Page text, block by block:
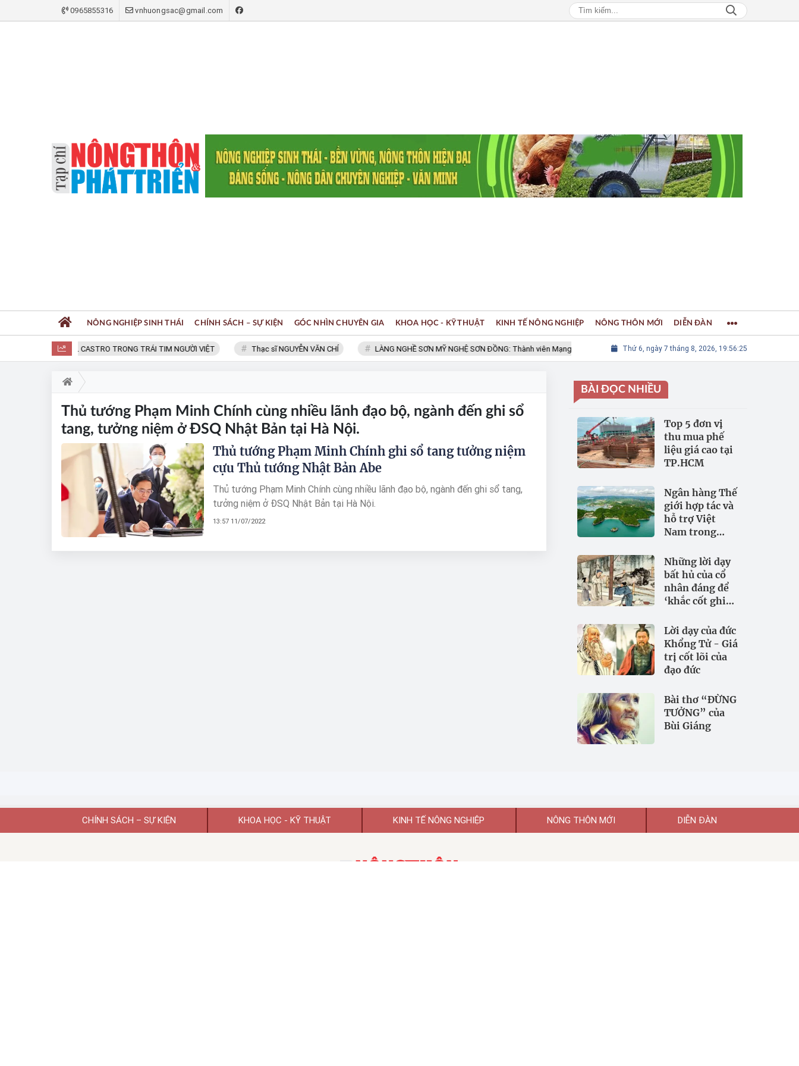
0965855316 vnhuongsac@gmail.com
FIDEL CASTRO TRONG TRÁI TIM NGƯỜI VIỆT Thạc sĩ NGUYỄN VĂN CHÍ LÀNG NGHỀ SƠN MỸ NGHỆ SƠN ĐỒNG: Thành viên Mạng lưới các Thành phố Thủ công sáng tạo Thế giới
Thứ 6, ngày 7 tháng 8, 2026, 19:56:25
NÔNG NGHIỆP SINH THÁI CHÍNH SÁCH – SỰ KIỆN GÓC NHÌN CHUYÊN GIA KHOA HỌC - KỸ THUẬT KINH TẾ NÔNG NGHIỆP NÔNG THÔN MỚI DIỄN ĐÀN
Thủ tướng Phạm Minh Chính cùng nhiều lãnh đạo bộ, ngành đến ghi sổ
tang, tưởng niệm ở ĐSQ Nhật Bản tại Hà Nội.
Thủ tướng Phạm Minh Chính ghi sổ tang tưởng niệm
cựu Thủ tướng Nhật Bản Abe
Thủ tướng Phạm Minh Chính cùng nhiều lãnh đạo bộ, ngành đến ghi sổ tang,
tưởng niệm ở ĐSQ Nhật Bản tại Hà Nội.
13:57 11/07/2022
BÀI ĐỌC NHIỀU
Top 5 đơn vị
thu mua phế
liệu giá cao tại
TP.HCM
Ngân hàng Thế
giới hợp tác và
hỗ trợ Việt
Nam trong
ninh nguồn
nước
Những lời dạy
bất hủ của cổ
nhân đáng để
‘khắc cốt ghi
Lời dạy của đức
Khổng Tử - Giá
trị cốt lõi của
đạo đức
Bài thơ “ĐỪNG
TƯỞNG” của
Bùi Giáng
CHÍNH SÁCH – SỰ KIỆN KHOA HỌC - KỸ THUẬT KINH TẾ NÔNG NGHIỆP NÔNG THÔN MỚI DIỄN ĐÀN